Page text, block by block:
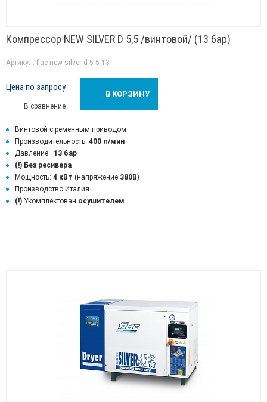
Компрессор NEW SILVER D 5,5 /винтовой/ (13 бар)
Артикул: fiac-new-silver-d-5-5-13
Винтовой с ременным приводом
Производительность: 400 л/мин
Давление: 13 бар
(!) Без ресивера
Мощность: 4 кВт (напряжение 380В)
Производство Италия
(!) Укомплектован осушителем
Цена по запросу
В сравнение
В КОРЗИНУ